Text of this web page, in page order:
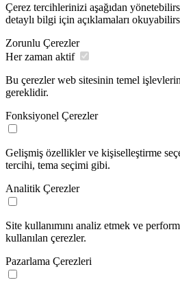
Çerez tercihlerinizi aşağıdan
detaylı bilgi için açıklamaları
Zorunlu Çerezler
Her zaman aktif
Bu çerezler web sitesinin temel
gereklidir.
Fonksiyonel Çerezler
Gelişmiş özellikler ve kişiselleştirme
tercihi, tema seçimi gibi.
Analitik Çerezler
Site kullanımını analiz etmek ve
kullanılan çerezler.
Pazarlama Çerezleri